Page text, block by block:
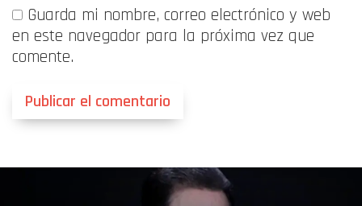
Guarda mi nombre, correo electrónico y web
en este navegador para la próxima vez que
comente.